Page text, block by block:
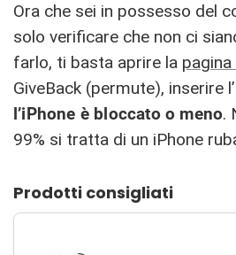
Ora che sei in possesso del
solo verificare che non ci
farlo, ti basta aprire la
GiveBack (permute), inserire
l’iPhone è bloccato o meno.
99% si tratta di un iPhone
Prodotti consigliati